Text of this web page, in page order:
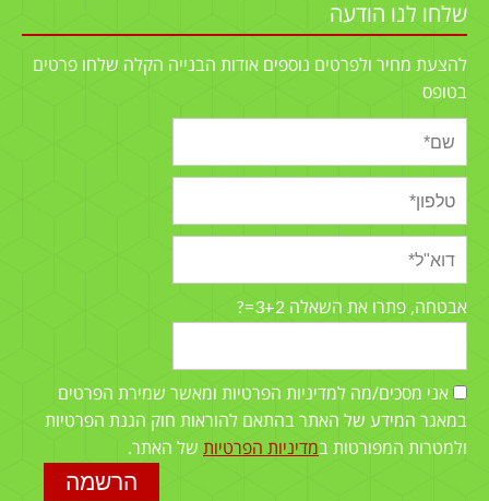
שלחו לנו הודעה
להצעת מחיר ולפרטים נוספים אודות הבנייה הקלה שלחו פרטים
בטופס
אבטחה, פתרו את השאלה 3+2=?
אני מסכים/מה למדיניות הפרטיות ומאשר שמירת הפרטים
במאגר המידע של האתר בהתאם להוראות חוק הגנת הפרטיות
ולמטרות המפורטות במדיניות הפרטיות של האתר.